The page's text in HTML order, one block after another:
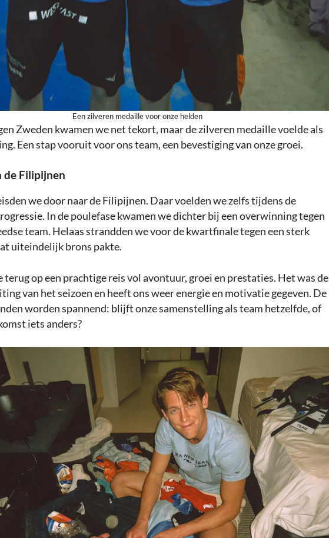
Een zilveren medaille voor onze helden
Zweden kwamen we net tekort, maar de zilveren medaille voelde als
Een stap vooruit voor ons team, een bevestiging van onze groei.
de Filipijnen
we door naar de Filipijnen. Daar voelden we zelfs tijdens de
In de poulefase kwamen we dichter bij een overwinning tegen
team. Helaas strandden we voor de kwartfinale tegen een sterk
uiteindelijk brons pakte.
terug op een prachtige reis vol avontuur, groei en prestaties. Het was de
van het seizoen en heeft ons weer energie en motivatie gegeven. De
worden spannend: blijft onze samenstelling als team hetzelfde, of
iets anders?